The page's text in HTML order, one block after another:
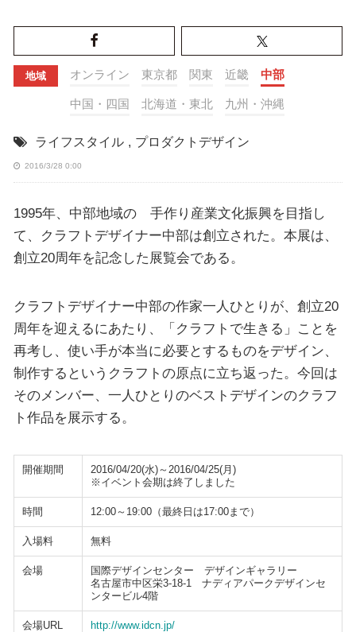
地域 オンライン 東京都 関東 近畿 中部
中国・四国 北海道・東北 九州・沖縄
ライフスタイル , プロダクトデザイン
2016/3/28 0:00
1995年、中部地域の 手作り産業文化振興を目指し
て、クラフトデザイナー中部は創立された。本展は、
創立20周年を記念した展覧会である。
クラフトデザイナー中部の作家一人ひとりが、創立20
周年を迎えるにあたり、「クラフトで生きる」ことを
再考し、使い手が本当に必要とするものをデザイン、
制作するというクラフトの原点に立ち返った。今回は
そのメンバー、一人ひとりのベストデザインのクラフ
ト作品を展示する。
開催期間
2016/04/20(水)～2016/04/25(月)
※イベント会期は終了しました
時間 12:00～19:00（最終日は17:00まで）
入場料 無料
会場
国際デザインセンター デザインギャラリー
名古屋市中区栄3-18-1 ナディアパークデザインセ
ンタービル4階
会場URL http://www.idcn.jp/